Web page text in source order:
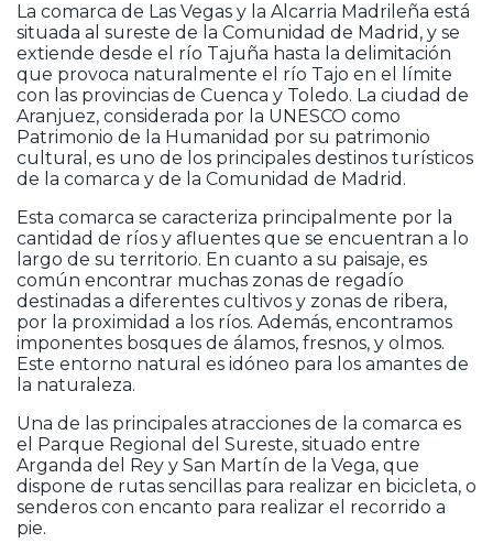
La comarca de Las Vegas y la Alcarria Madrileña está
situada al sureste de la Comunidad de Madrid, y se
extiende desde el río Tajuña hasta la delimitación
que provoca naturalmente el río Tajo en el límite
con las provincias de Cuenca y Toledo. La ciudad de
Aranjuez, considerada por la UNESCO como
Patrimonio de la Humanidad por su patrimonio
cultural, es uno de los principales destinos turísticos
de la comarca y de la Comunidad de Madrid.
Esta comarca se caracteriza principalmente por la
cantidad de ríos y afluentes que se encuentran a lo
largo de su territorio. En cuanto a su paisaje, es
común encontrar muchas zonas de regadío
destinadas a diferentes cultivos y zonas de ribera,
por la proximidad a los ríos. Además, encontramos
imponentes bosques de álamos, fresnos, y olmos.
Este entorno natural es idóneo para los amantes de
la naturaleza.
Una de las principales atracciones de la comarca es
el Parque Regional del Sureste, situado entre
Arganda del Rey y San Martín de la Vega, que
dispone de rutas sencillas para realizar en bicicleta, o
senderos con encanto para realizar el recorrido a
pie.